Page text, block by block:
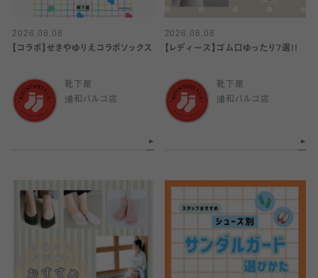
2026.08.08
【コラボ】せきやゆりえコラボソックス
靴下屋
浦和パルコ店
2026.08.08
【レディース】ゴム口ゆったり7選!!
靴下屋
浦和パルコ店